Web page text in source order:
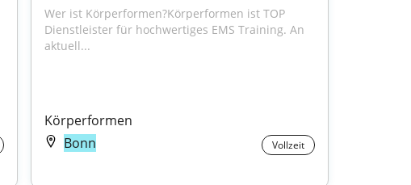
Wer ist Körperformen?Körperformen ist TOP
Dienstleister für hochwertiges EMS Training. An
aktuell...
Körperformen
Bonn
Vollzeit